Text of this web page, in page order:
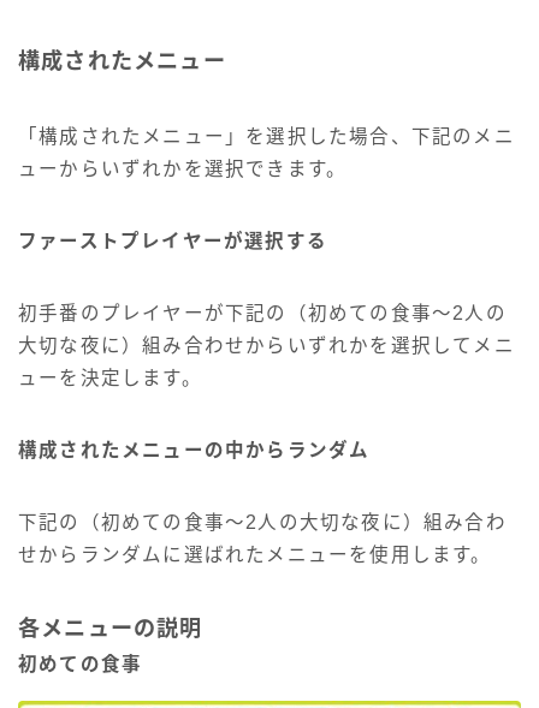
構成されたメニュー
「構成されたメニュー」を選択した場合、下記のメニ
ューからいずれかを選択できます。
ファーストプレイヤーが選択する
初手番のプレイヤーが下記の（初めての食事～2人の
大切な夜に）組み合わせからいずれかを選択してメニ
ューを決定します。
構成されたメニューの中からランダム
下記の（初めての食事～2人の大切な夜に）組み合わ
せからランダムに選ばれたメニューを使用します。
各メニューの説明
初めての食事